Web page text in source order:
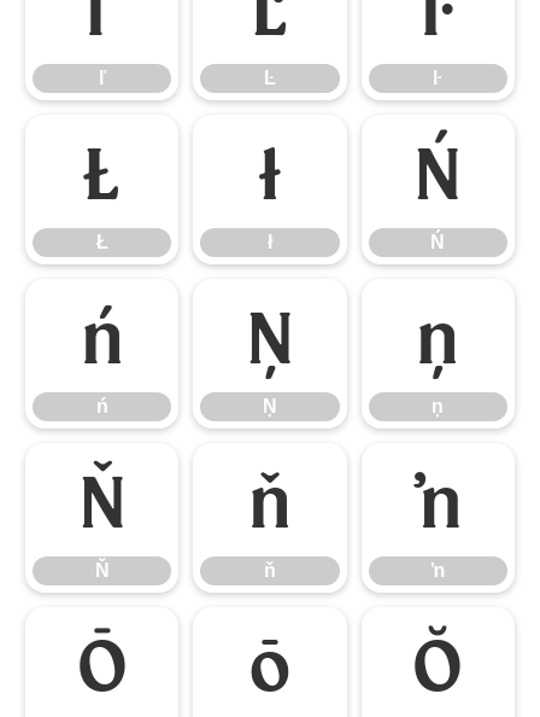
ľ Ŀ ŀ
Ł
Ł
ł
ł
Ń
Ń
ń
ń
Ņ
Ņ
ņ
ņ
Ň
Ň
ň
ň
ŉ
ŉ
Ō ō Ŏ